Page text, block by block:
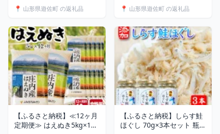
📍 山形県遊佐町 の返礼品
山形県産 毎月下旬にお届け
ランド米 ごはん ご飯 白米
連続定期便 小分け
📍 山形県遊佐町 の返礼品
【ふるさと納税】≪12ヶ月
定期便≫ はえぬき5kg×12
【ふるさと納税】しらす鮭
ほぐし 70g×3本セット 瓶